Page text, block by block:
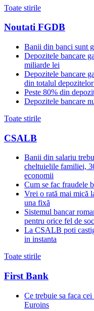
Toate stirile
Noutati FGDB
Banii din banci sunt
Depozitele bancare
miliarde lei
Depozitele bancare
din totalul
Peste 80% din
Depozitele bancare
Toate stirile
CSALB
Banii din salariu
cheltuielile familiei,
economii
Cum se fac fraudele
Vrei o rată mai mică
una fixă
Sistemul bancar
pentru orice fel de
La CSALB poti
in instanta
Toate stirile
First Bank
Ce trebuie sa faca
Euroins